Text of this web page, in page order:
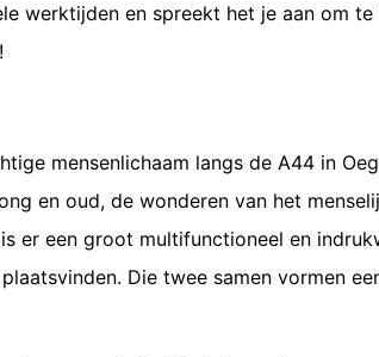
werktijden en spreekt het je aan om
mensenlichaam langs de A44 in
en oud, de wonderen van het
is er een groot multifunctioneel en
Die twee samen vormen